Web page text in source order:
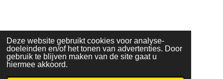
Deze website gebruikt cookies voor analyse-
doeleinden en/of het tonen van advertenties. Door
gebruik te blijven maken van de site gaat u
hiermee akkoord.